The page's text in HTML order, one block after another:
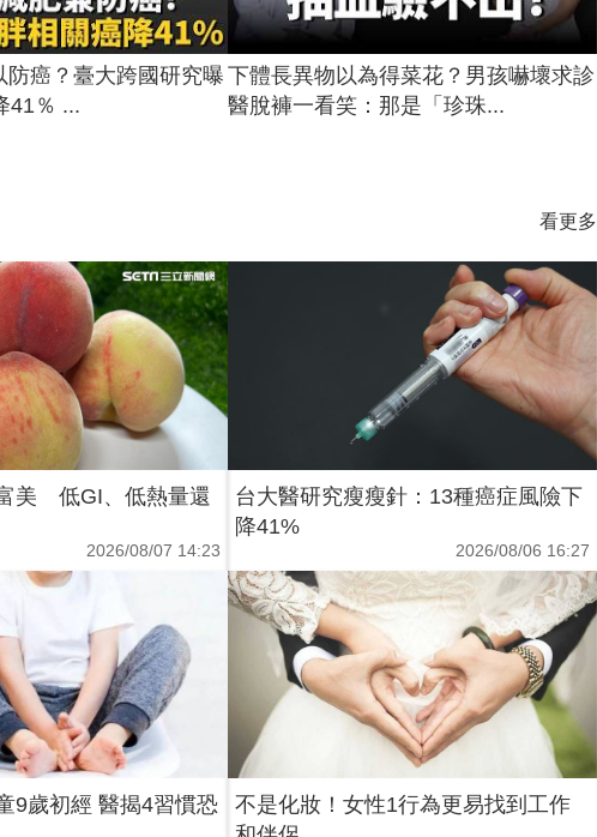
防癌？臺大跨國研究曝
41％ ...
下體長異物以為得菜花？男孩嚇壞求診
醫脫褲一看笑：那是「珍珠...
看更多
美 低GI、低熱量還
2026/08/07 14:23
台大醫研究瘦瘦針：13種癌症風險下
降41%
2026/08/06 16:27
9歲初經 醫揭4習慣恐
不是化妝！女性1行為更易找到工作